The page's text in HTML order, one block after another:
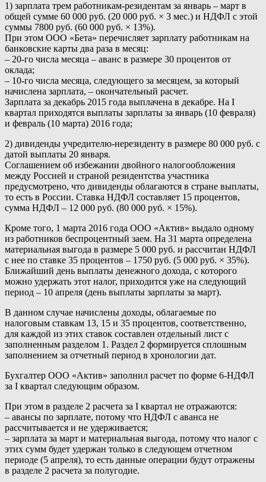
1) зарплата трем работникам-резидентам за январь – март в
общей сумме 60 000 руб. (20 000 руб. × 3 мес.) и НДФЛ с этой
суммы 7800 руб. (60 000 руб. × 13%).
При этом ООО «Бета» перечисляет зарплату работникам на
банковские карты два раза в месяц:
– 20-го числа месяца – аванс в размере 30 процентов от
оклада;
– 10-го числа месяца, следующего за месяцем, за который
начислена зарплата, – окончательный расчет.
Зарплата за декабрь 2015 года выплачена в декабре. На I
квартал приходятся выплаты зарплаты за январь (10 февраля)
и февраль (10 марта) 2016 года;
2) дивиденды учредителю-нерезиденту в размере 80 000 руб. с
датой выплаты 20 января.
Соглашением об избежании двойного налогообложения
между Россией и страной резидентства участника
предусмотрено, что дивиденды облагаются в стране выплаты,
то есть в России. Ставка НДФЛ составляет 15 процентов,
сумма НДФЛ – 12 000 руб. (80 000 руб. × 15%).
Кроме того, 1 марта 2016 года ООО «Актив» выдало одному
из работников беспроцентный заем. На 31 марта определена
материальная выгода в размере 5 000 руб. и рассчитан НДФЛ
с нее по ставке 35 процентов – 1750 руб. (5 000 руб. × 35%).
Ближайший день выплаты денежного дохода, с которого
можно удержать этот налог, приходится уже на следующий
период – 10 апреля (день выплаты зарплаты за март).
В данном случае начислены доходы, облагаемые по
налоговым ставкам 13, 15 и 35 процентов, соответственно,
для каждой из этих ставок составлен отдельный лист с
заполненным разделом 1. Раздел 2 формируется сплошным
заполнением за отчетный период в хронологии дат.
Бухгалтер ООО «Актив» заполнил расчет по форме 6-НДФЛ
за I квартал следующим образом.
При этом в разделе 2 расчета за I квартал не отражаются:
– авансы по зарплате, потому что НДФЛ с аванса не
рассчитывается и не удерживается;
– зарплата за март и материальная выгода, потому что налог с
этих сумм будет удержан только в следующем отчетном
периоде (5 апреля), то есть данные операции будут отражены
в разделе 2 расчета за полугодие.